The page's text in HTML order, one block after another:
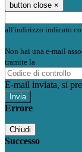
button close ×
all'indirizzo indicato
Non hai una e-mail
tramite la
E-mail inviata, si
Errore
Chiudi
Successo